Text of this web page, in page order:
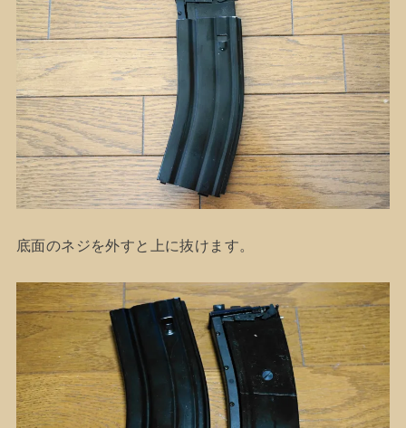
底面のネジを外すと上に抜けます。